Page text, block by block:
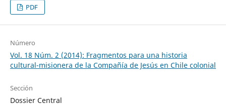
PDF
Número
Vol. 18 Núm. 2 (2014): Fragmentos para una historia
cultural-misionera de la Compañía de Jesús en Chile colonial
Sección
Dossier Central